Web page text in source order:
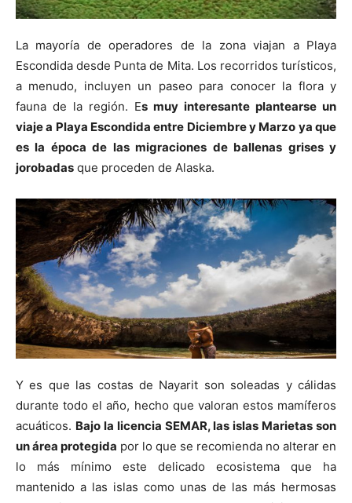
La mayoría de operadores de la zona viajan a Playa
Escondida desde Punta de Mita. Los recorridos turísticos,
a menudo, incluyen un paseo para conocer la flora y
fauna de la región. Es muy interesante plantearse un
viaje a Playa Escondida entre Diciembre y Marzo ya que
es la época de las migraciones de ballenas grises y
jorobadas que proceden de Alaska.
Y es que las costas de Nayarit son soleadas y cálidas
durante todo el año, hecho que valoran estos mamíferos
acuáticos. Bajo la licencia SEMAR, las islas Marietas son
un área protegida por lo que se recomienda no alterar en
lo más mínimo este delicado ecosistema que ha
mantenido a las islas como unas de las más hermosas